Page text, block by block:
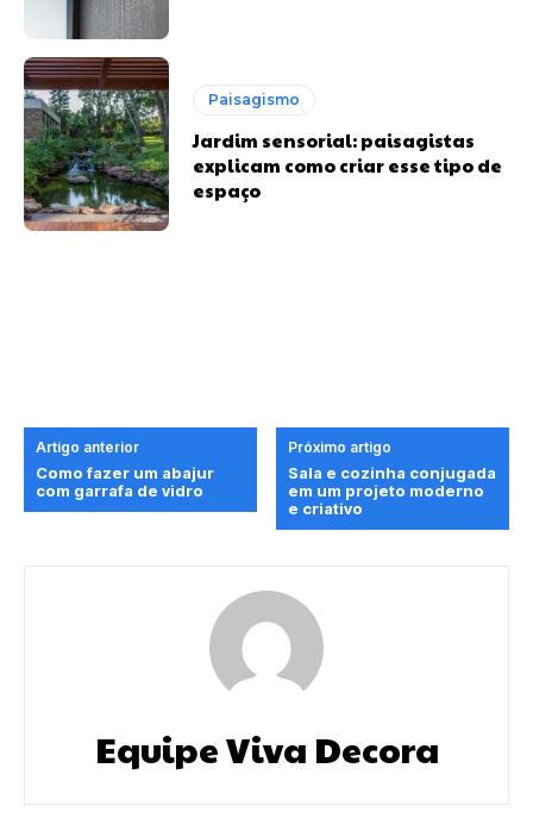
Paisagismo
Jardim sensorial: paisagistas
explicam como criar esse tipo de
espaço
Artigo anterior
Como fazer um abajur
com garrafa de vidro
Próximo artigo
Sala e cozinha conjugada
em um projeto moderno
e criativo
Equipe Viva Decora